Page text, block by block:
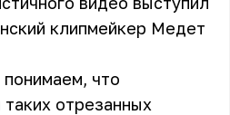
клипмейкер Медет
что
отрезанных